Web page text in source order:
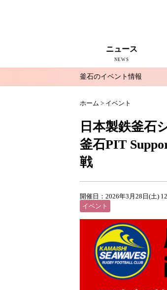
ニュース
NEWS
すべて
釜石新聞NewS
復興釜石新聞アーカイブ
地域情報
インタビュー
釜石のイベント情報
ホーム > イベント
日本製鉄釜石
釜石PIT
戦
開催日：2026年3月28日(土)
イベント